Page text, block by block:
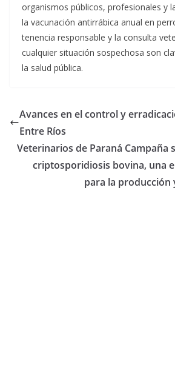
organismos públicos, profesionales y
la vacunación antirrábica anual en
tenencia responsable y la consulta
cualquier situación sospechosa son
la salud pública.
Avances en el control y
Entre Ríos
Veterinarios de Paraná Campaña
criptosporidiosis bovina, una
para la producción